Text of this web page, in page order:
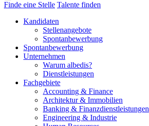
Finde eine Stelle Talente finden
Kandidaten
Stellenangebote
Spontanbewerbung
Spontanbewerbung
Unternehmen
Warum albedis?
Dienstleistungen
Fachgebiete
Accounting & Finance
Architektur & Immobilien
Banking & Finanzdienstleistungen
Engineering & Industrie